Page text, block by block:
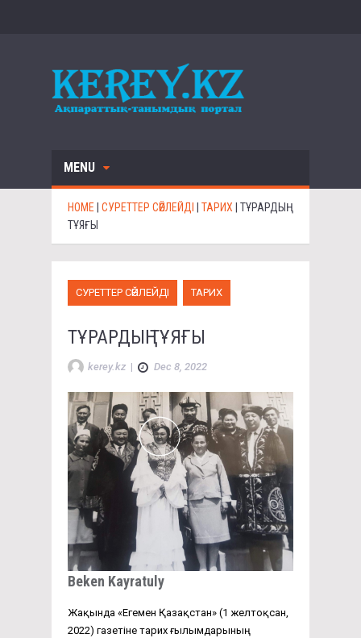
MENU
HOME | СУРЕТТЕР СӨЙЛЕЙДІ | ТАРИХ | ТҰРАРДЫҢ
ТҰЯҒЫ
СУРЕТТЕР СӨЙЛЕЙДІ ТАРИХ
ТҰРАРДЫҢ ТҰЯҒЫ
kerey.kz | Dec 8, 2022
Beken Kayratuly
Жақында «Егемен Қазақстан» (1 желтоқсан,
2022) газетіне тарих ғылымдарының